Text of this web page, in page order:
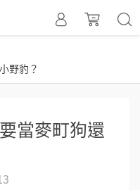
野豹？
當麥町狗還